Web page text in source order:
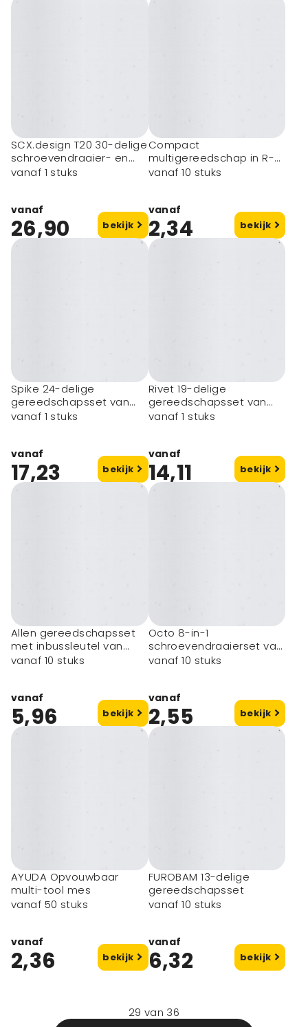
SCX.design T20 30-delige
schroevendraaier- en
reparatieset in
vanaf 1 stuks
vanaf
26,90 bekijk
Compact
multigereedschap in R-
ABS & metaal 7 functies
vanaf 10 stuks
vanaf
2,34 bekijk
Spike 24-delige
gereedschapsset van
RCS gerecycled plastic
vanaf 1 stuks
vanaf
17,23 bekijk
Rivet 19-delige
gereedschapsset van
bamboe/gerecycled
vanaf 1 stuks
vanaf
14,11 bekijk
Allen gereedschapsset
met inbussleutel van
bamboe
vanaf 10 stuks
vanaf
5,96 bekijk
Octo 8-in-1
schroevendraaierset van
RCS gerecycled plastic
vanaf 10 stuks
vanaf
2,55 bekijk
AYUDA Opvouwbaar
multi-tool mes
vanaf 50 stuks
vanaf
2,36 bekijk
FUROBAM 13-delige
gereedschapsset
vanaf 10 stuks
vanaf
6,32 bekijk
29 van 36